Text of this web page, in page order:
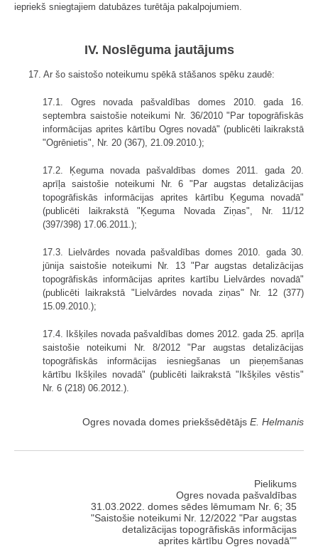
iepriekš sniegtajiem datubāzes turētāja pakalpojumiem.
IV. Noslēguma jautājums
17. Ar šo saistošo noteikumu spēkā stāšanos spēku zaudē:
17.1. Ogres novada pašvaldības domes 2010. gada 16.
septembra saistošie noteikumi Nr. 36/2010 "Par topogrāfiskās
informācijas aprites kārtību Ogres novadā" (publicēti laikrakstā
"Ogrēnietis", Nr. 20 (367), 21.09.2010.);
17.2. Ķeguma novada pašvaldības domes 2011. gada 20.
aprīļa saistošie noteikumi Nr. 6 "Par augstas detalizācijas
topogrāfiskās informācijas aprites kārtību Ķeguma novadā"
(publicēti laikrakstā "Ķeguma Novada Ziņas", Nr. 11/12
(397/398) 17.06.2011.);
17.3. Lielvārdes novada pašvaldības domes 2010. gada 30.
jūnija saistošie noteikumi Nr. 13 "Par augstas detalizācijas
topogrāfiskās informācijas aprites kartību Lielvārdes novadā"
(publicēti laikrakstā "Lielvārdes novada ziņas" Nr. 12 (377)
15.09.2010.);
17.4. Ikšķiles novada pašvaldības domes 2012. gada 25. aprīļa
saistošie noteikumi Nr. 8/2012 "Par augstas detalizācijas
topogrāfiskās informācijas iesniegšanas un pieņemšanas
kārtību Ikšķiles novadā" (publicēti laikrakstā "Ikšķiles vēstis"
Nr. 6 (218) 06.2012.).
Ogres novada domes priekšsēdētājs E. Helmanis
Pielikums
Ogres novada pašvaldības
31.03.2022. domes sēdes lēmumam Nr. 6; 35
"Saistošie noteikumi Nr. 12/2022 "Par augstas
detalizācijas topogrāfiskās informācijas
aprites kārtību Ogres novadā""